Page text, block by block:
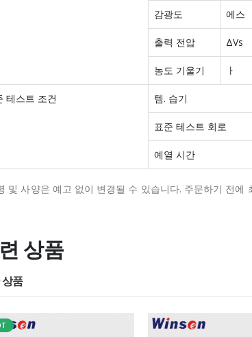
감광도 에스
출력 전압 ΔVs
농도 기울기 ㅏ
테스트 조건 템. 습기
표준 테스트 회로
예열 시간
및 사양은 예고 없이 변경될 수 있습니다. 주문하기 전에
상품
품